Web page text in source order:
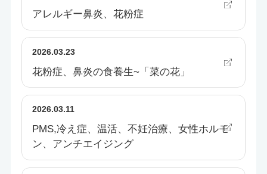
アレルギー鼻炎、花粉症
2026.03.23
花粉症、鼻炎の食養生~「菜の花」
2026.03.11
PMS,冷え症、温活、不妊治療、女性ホルモ
ン、アンチエイジング